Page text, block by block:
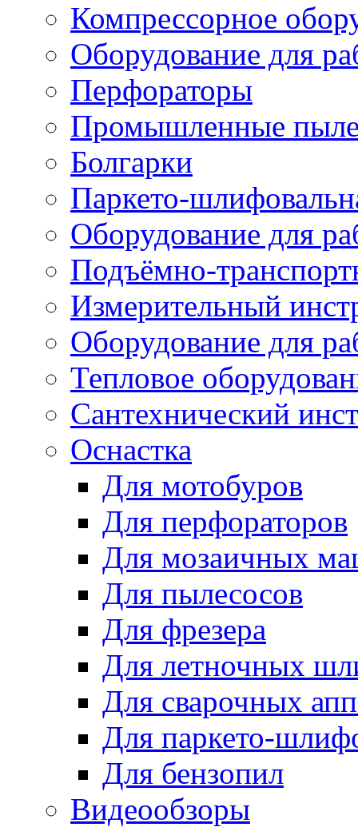
Компрессорное
Оборудование для
Перфораторы
Промышленные
Болгарки
Паркето-
Оборудование для
Подъёмно-
Измерительный
Оборудование для
Тепловое
Сантехнический
Оснастка
Для мотобуров
Для перфораторов
Для мозаичных
Для пылесосов
Для фрезера
Для летночных
Для сварочных
Для паркето-
Для бензопил
Видеообзоры